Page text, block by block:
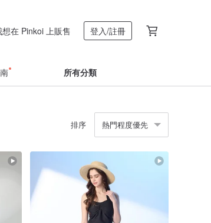
想在 Pinkoi 上販售 登入/註冊
所有分類
排序 熱門程度優先